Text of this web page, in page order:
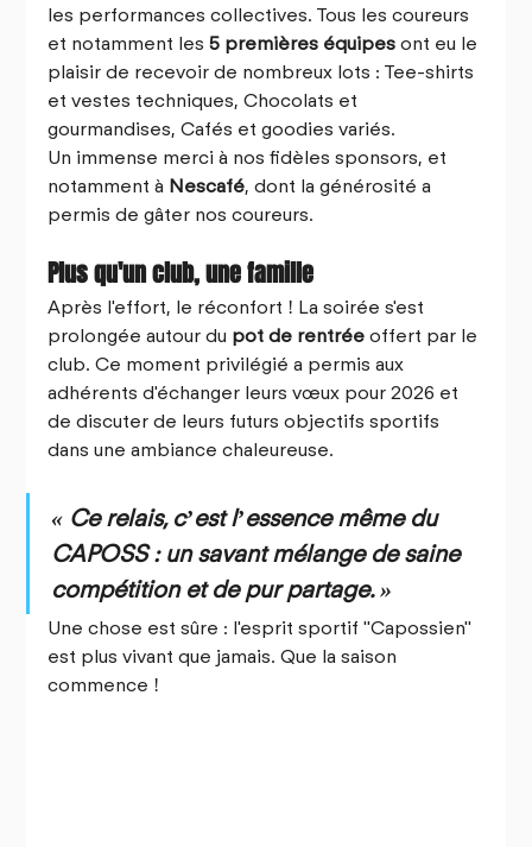
les performances collectives. Tous les coureurs
et notamment les 5 premières équipes ont eu le
plaisir de recevoir de nombreux lots : Tee-shirts
et vestes techniques, Chocolats et
gourmandises, Cafés et goodies variés.
Un immense merci à nos fidèles sponsors, et
notamment à Nescafé, dont la générosité a
permis de gâter nos coureurs.
Plus qu'un club, une famille
Après l'effort, le réconfort ! La soirée s'est
prolongée autour du pot de rentrée offert par le
club. Ce moment privilégié a permis aux
adhérents d'échanger leurs vœux pour 2026 et
de discuter de leurs futurs objectifs sportifs
dans une ambiance chaleureuse.
« Ce relais, c’est l’essence même du
CAPOSS : un savant mélange de saine
compétition et de pur partage. »
Une chose est sûre : l'esprit sportif "Capossien"
est plus vivant que jamais. Que la saison
commence !